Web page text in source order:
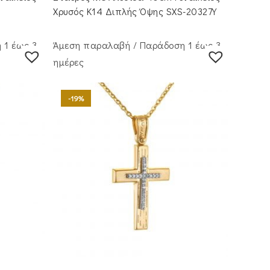
€840.00.
Χρυσός Κ14 Διπλής Όψης SXS-20327Y
έως 3
Άμεση παραλαβή / Παράδoση 1 έως 3
ημέρες
-19%